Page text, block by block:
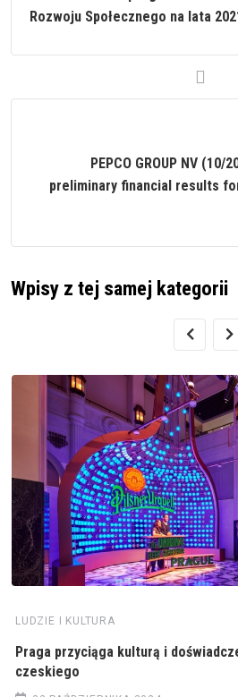
Rozwoju Społecznego na lata
PEPCO GROUP NV
preliminary financial results
Wpisy z tej samej kategorii
LUDZIE I KULTURA
Praga przyciąga kulturą i
czeskiego